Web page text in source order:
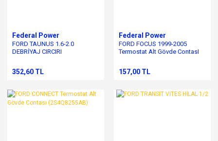
Federal Power
FORD TAUNUS 1.6-2.0
DEBRİYAJ CIRCIRI
352,60 TL
Federal Power
FORD FOCUS 1999-2005
Termostat Alt Gövde ContasI
157,00 TL